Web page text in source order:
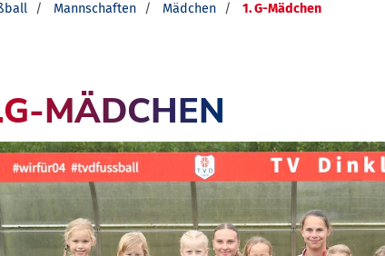
Mannschaften Mädchen 1. G-Mädchen
MÄDCHEN